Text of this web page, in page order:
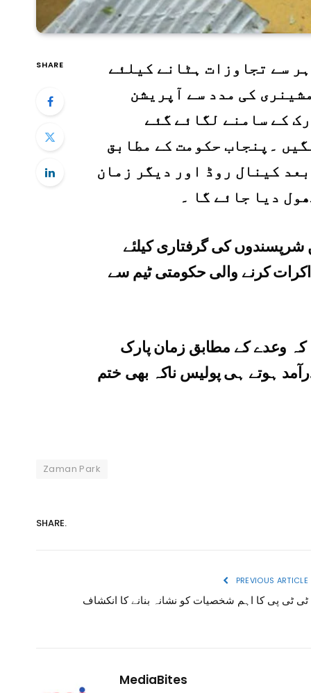
SHARE
کی مدد سے آپریشن
کے سامنے لگائے گئے
۔پنجاب حکومت کے مطابق
کینال روڈ اور دیگر زمان
دیا جائے گا ۔
کی گرفتاری کیلئے
کرنے والی حکومتی ٹیم سے
وعدے کے مطابق زمان پارک
ہوتے ہی پولیس ناکہ بھی ختم
Zaman Park
SHARE.
PREVIOUS ARTICLE
ٹی ٹی پی کا اہم شخصیات کو نشانہ بنانے کا انکشاف
MediaBites